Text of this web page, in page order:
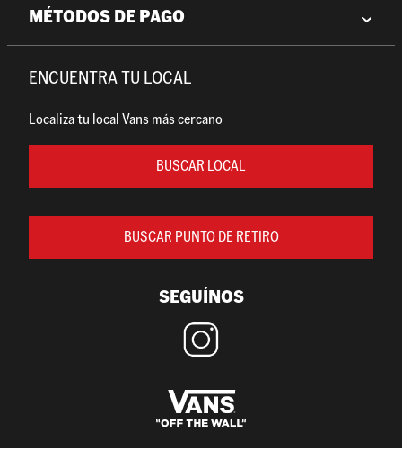
MÉTODOS DE PAGO
ENCUENTRA TU LOCAL
Localiza tu local Vans más cercano
BUSCAR LOCAL
BUSCAR PUNTO DE RETIRO
SEGUÍNOS